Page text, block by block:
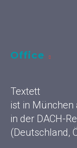
Office
Textett
ist in München
in der DACH-
(Deutschland,